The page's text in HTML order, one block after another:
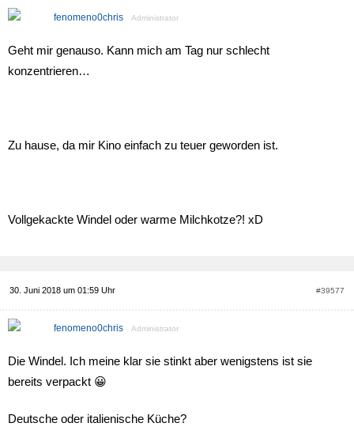
fenomeno0chris Administrator
Geht mir genauso. Kann mich am Tag nur schlecht
konzentrieren…
Zu hause, da mir Kino einfach zu teuer geworden ist.
Vollgekackte Windel oder warme Milchkotze?! xD
30. Juni 2018 um 01:59 Uhr #39577
fenomeno0chris Administrator
Die Windel. Ich meine klar sie stinkt aber wenigstens ist sie
bereits verpackt 😀
Deutsche oder italienische Küche?